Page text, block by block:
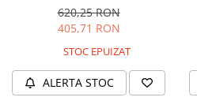
620,25 RON
405,71 RON
STOC EPUIZAT
ALERTA STOC